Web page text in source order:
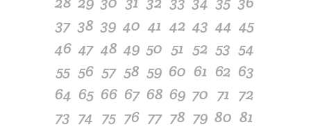
37 38 39 40 41 42 43 44 45
46 47 48 49 50 51 52 53 54
55 56 57 58 59 60 61 62 63
64 65 66 67 68 69 70 71 72
73 74 75 76 77 78 79 80 81